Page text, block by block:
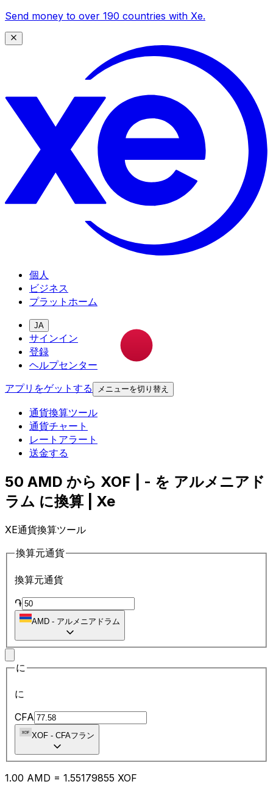
Send money to over 190 countries with Xe.
個人
ビジネス
プラットホーム
JA
サインイン
登録
ヘルプセンター
アプリをゲットする
メニューを切り替え
通貨換算ツール
通貨チャート
レートアラート
送金する
50 AMD から XOF | - を アルメニアド
ラム に換算 | Xe
XE通貨換算ツール
換算元通貨
換算元通貨
֏
AMD - アルメニアドラム
に
に
CFA
XOF - CFAフラン
1.00 AMD = 1.55179855 XOF